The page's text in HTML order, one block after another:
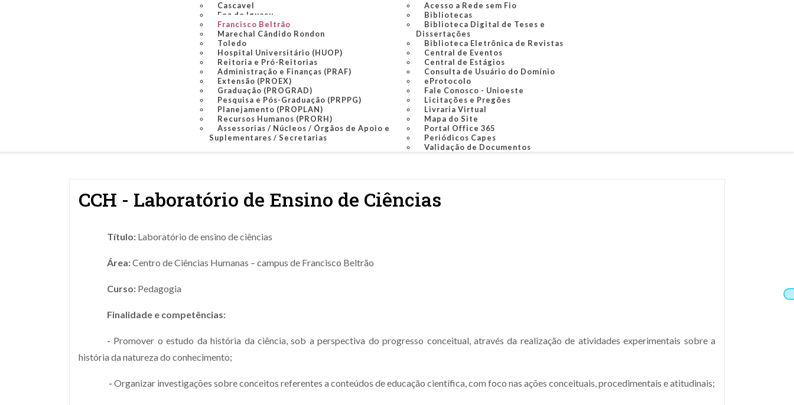
Cascavel
Foz do Iguaçu
Francisco Beltrão
Marechal Cândido Rondon
Toledo
Hospital Universitário (HUOP)
Reitoria e Pró-Reitorias
Administração e Finanças (PRAF)
Extensão (PROEX)
Graduação (PROGRAD)
Pesquisa e Pós-Graduação (PRPPG)
Planejamento (PROPLAN)
Recursos Humanos (PRORH)
Assessorias / Núcleos / Órgãos de Apoio e
Suplementares / Secretarias
Acesso a Rede sem Fio
Bibliotecas
Biblioteca Digital de Teses e
Dissertações
Biblioteca Eletrônica de Revistas
Central de Eventos
Central de Estágios
Consulta de Usuário do Domínio
eProtocolo
Fale Conosco - Unioeste
Licitações e Pregões
Livraria Virtual
Mapa do Site
Portal Office 365
Periódicos Capes
Validação de Documentos
CCH - Laboratório de Ensino de Ciências
Título: Laboratório de ensino de ciências
Área:Centro de Ciências Humanas – campus de Francisco Beltrão
Curso: Pedagogia
Finalidade e competências:
- Promover o estudo da história da ciência, sob a perspectiva do progresso conceitual, através da realização de atividades experimentais sobre a
história da natureza do conhecimento;
- Organizar investigações sobre conceitos referentes a conteúdos de educação científica, com foco nas ações conceituais, procedimentais e atitudinais;